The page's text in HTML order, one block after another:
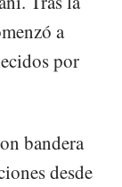
a
por
bandera
desde